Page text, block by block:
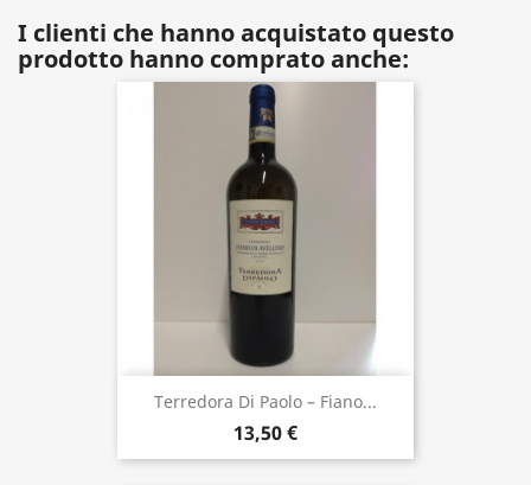
I clienti che hanno acquistato questo
prodotto hanno comprato anche:
Terredora Di Paolo – Fiano...
13,50 €